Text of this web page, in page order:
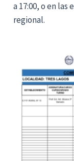
a 17:00, o en
regional.